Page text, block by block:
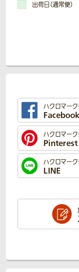
出荷日（通常便）
ハクロマー
Facebook
ハクロマー
Pinterest
ハクロマー
LINE